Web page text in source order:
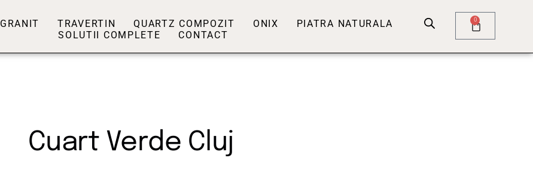
GRANIT TRAVERTIN QUARTZ COMPOZIT ONIX
PIATRA NATURALA
SOLUTII COMPLETE
CONTACT
0
Cuart Verde Cluj